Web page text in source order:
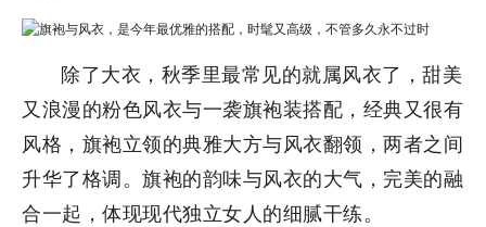
除了大衣，秋季里最常见的就属风衣了，甜美
又浪漫的粉色风衣与一袭旗袍装搭配，经典又很有
风格，旗袍立领的典雅大方与风衣翻领，两者之间
升华了格调。旗袍的韵味与风衣的大气，完美的融
合一起，体现现代独立女人的细腻干练。